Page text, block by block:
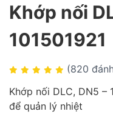
Khớp nối
101501921
(820
Khớp nối DLC, DN5 –
để quản lý nhiệt